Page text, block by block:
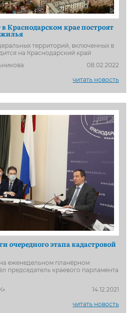
Краснодарском крае построят
территорий, включенных в
на Краснодарский край
08.02.2022
читать новость
очередного этапа кадастровой
еженедельном планёрном
председатель краевого парламента
14.12.2021
читать новость